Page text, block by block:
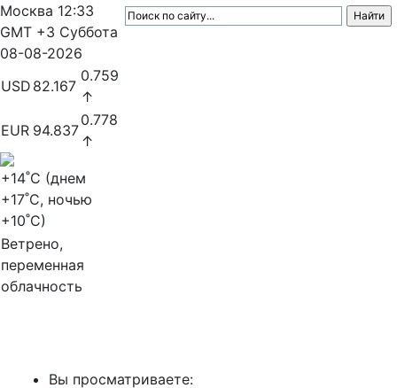
Москва 12:33
GMT +3 Суббота
08-08-2026
USD 82.167
0.759
↑
EUR 94.837
0.778
↑
+14˚C (днем
+17˚C, ночью
+10˚C)
Ветрено,
переменная
облачность
Вы просматриваете: